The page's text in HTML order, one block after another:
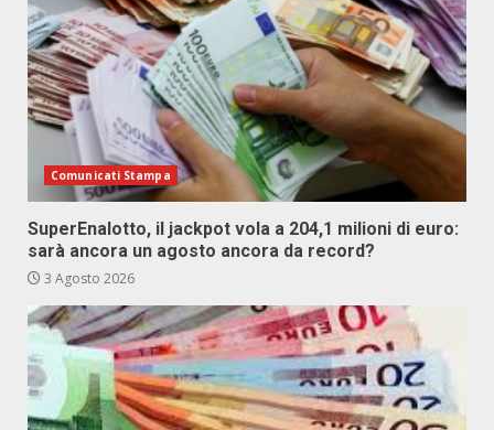
Comunicati Stampa
SuperEnalotto, il jackpot vola a 204,1 milioni di euro:
sarà ancora un agosto ancora da record?
3 Agosto 2026